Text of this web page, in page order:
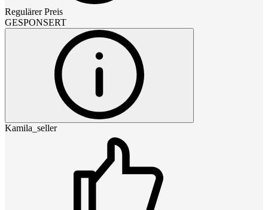
Regulärer Preis
GESPONSERT
Kamila_seller